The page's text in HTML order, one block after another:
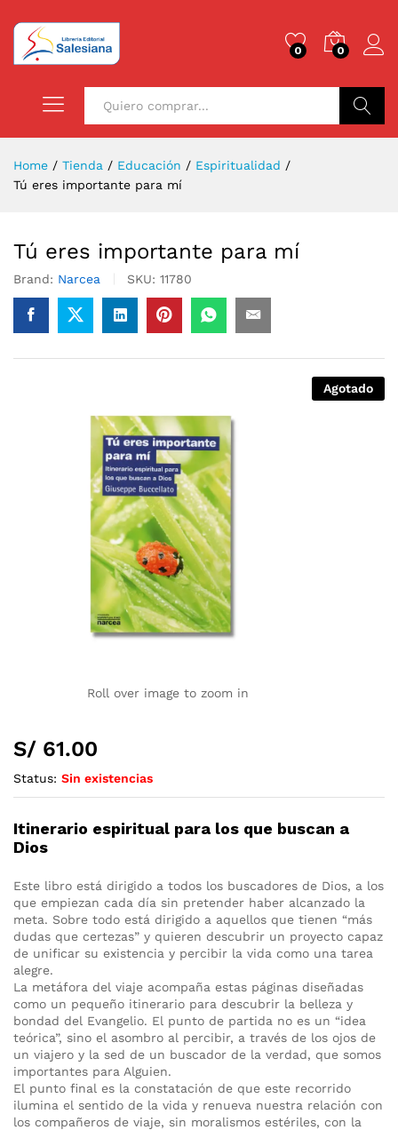
0 0
Home / Tienda / Educación / Espiritualidad /
Tú eres importante para mí
Tú eres importante para mí
Brand: Narcea SKU: 11780
Agotado
Roll over image to zoom in
S/ 61.00
Status: Sin existencias
Itinerario espiritual para los que buscan a
Dios
Este libro está dirigido a todos los buscadores de Dios, a los
que empiezan cada día sin pretender haber alcanzado la
meta. Sobre todo está dirigido a aquellos que tienen “más
dudas que certezas” y quieren descubrir un proyecto capaz
de unificar su existencia y percibir la vida como una tarea
alegre.
La metáfora del viaje acompaña estas páginas diseñadas
como un pequeño itinerario para descubrir la belleza y
bondad del Evangelio. El punto de partida no es un “idea
teórica”, sino el asombro al percibir, a través de los ojos de
un viajero y la sed de un buscador de la verdad, que somos
importantes para Alguien.
El punto final es la constatación de que este recorrido
ilumina el sentido de la vida y renueva nuestra relación con
los compañeros de viaje, sin moralismos estériles, con la